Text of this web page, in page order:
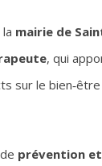
la mairie de
, qui
sur le
prévention et